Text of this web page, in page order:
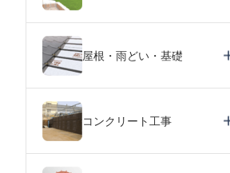
屋根・雨どい・基礎
コンクリート工事